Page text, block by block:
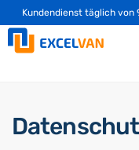
Kundendienst täglich von
✅ 14 Tage